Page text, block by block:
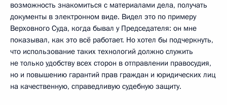
возможность знакомиться с материалами дела, получать
документы в электронном виде. Видел это по примеру
Верховного Суда, когда бывал у Председателя: он мне
показывал, как это всё работает. Но хотел бы подчеркнуть,
что использование таких технологий должно служить
не только удобству всех сторон в отправлении правосудия,
но и повышению гарантий прав граждан и юридических лиц
на качественную, справедливую судебную защиту.